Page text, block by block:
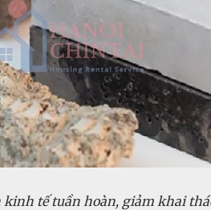
tế tuần hoàn, giảm khai